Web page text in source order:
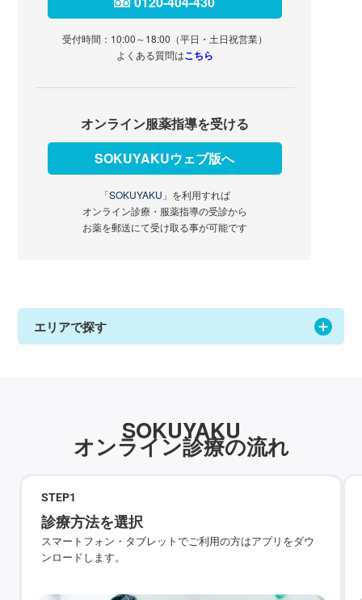
受付時間：10:00～18:00（平日・土日祝営業）
よくある質問はこちら
オンライン服薬指導を受ける
SOKUYAKUウェブ版へ
「SOKUYAKU」 を利用すれば
オンライン診療・服薬指導の受診から
お薬を郵送にて受け取る事が可能です
エリアで探す
SOKUYAKU
オンライン診療の流れ
STEP1
診療方法を選択
スマートフォン・タブレットでご利用の方はアプリをダウ
ンロードします。